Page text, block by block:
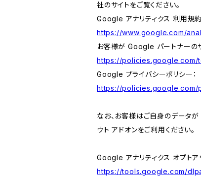
社のサイトをご覧ください。
Google アナリティクス 利用規約
https://www.google.com/
お客様が Google パートナーの
https://policies.google.com/
Google プライバシーポリシー：
https://policies.google.com/
なお、お客様はご自身のデータ
ウト アドオンをご利用ください。
Google アナリティクス オプトア
https://tools.google.com/